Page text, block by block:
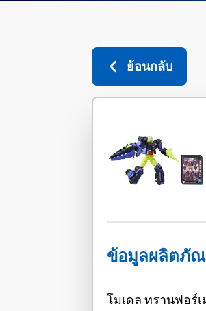
ย้อนกลับ
ข้อมูลผลิตภั
โมเดล ทรานฟอร์